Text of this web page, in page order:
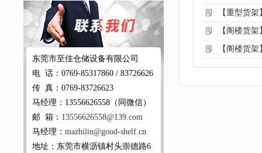
东莞市至佳仓储设备有限公司
电 话：0769-85317860 / 83726626
传 真：0769-83726623
马经理：13556626558（同微信）
邮 箱： 13556626558@139.com
马经理： mazhilin@good-shelf.cn
地址：东莞市横沥镇村头崇德路6
【重型货
【阁楼货
【阁楼货